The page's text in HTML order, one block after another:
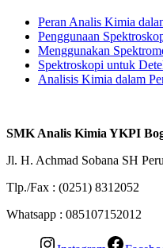
Peran Analis Kimia
Penggunaan
Menggunakan
Spektroskopi untuk
Analisis Kimia dalam
SMK Analis Kimia YKPI
Jl. H. Achmad Sobana SH
Tlp./Fax : (0251) 8312052
Whatsapp : 085107152012